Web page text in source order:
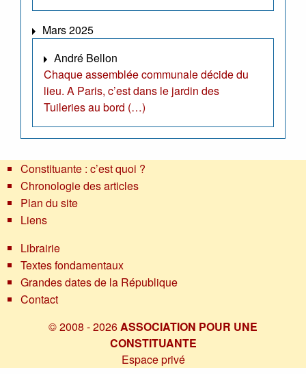
Mars 2025
André Bellon
Chaque assemblée communale décide du
lieu. A Paris, c’est dans le jardin des
Tuileries au bord (…)
Constituante : c’est quoi ?
Chronologie des articles
Plan du site
Liens
Librairie
Textes fondamentaux
Grandes dates de la République
Contact
© 2008 - 2026ASSOCIATION POUR UNE
CONSTITUANTE
Espace privé